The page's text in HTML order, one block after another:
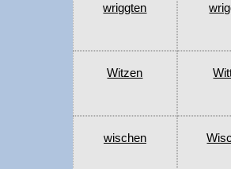
wriggten
Witzen
wischen